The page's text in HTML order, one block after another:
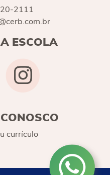
2111
ESCOLA
currículo